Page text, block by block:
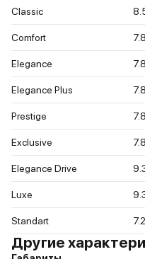
Classic
Comfort 7.8
Elegance 7.8
Elegance Plus 7.8
Prestige 7.8
Exclusive 7.8
Elegance Drive
Luxe
Standart 7.2
Другие